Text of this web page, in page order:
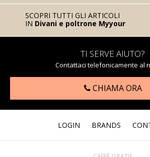
SCOPRI TUTTI GLI ARTICOLI
IN Divani e poltrone Myyour
TI SERVE AIUTO?
Contattaci telefonicamente al
CHIAMA ORA
LOGIN BRANDS